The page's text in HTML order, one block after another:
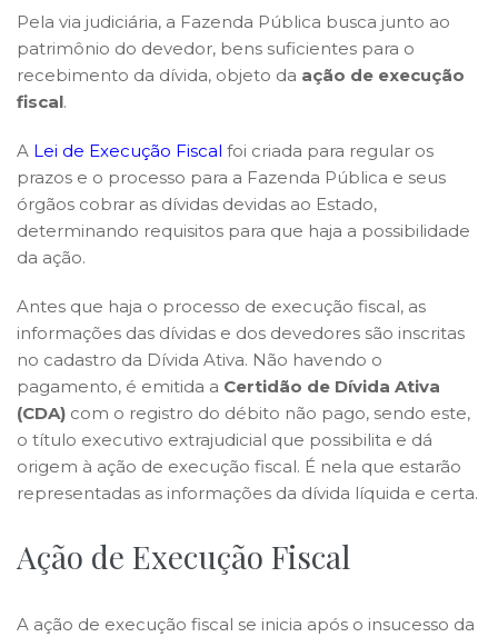
Pela via judiciária, a Fazenda Pública busca junto ao
patrimônio do devedor, bens suficientes para o
recebimento da dívida, objeto da ação de execução
fiscal.
A Lei de Execução Fiscal foi criada para regular os
prazos e o processo para a Fazenda Pública e seus
órgãos cobrar as dívidas devidas ao Estado,
determinando requisitos para que haja a possibilidade
da ação.
Antes que haja o processo de execução fiscal, as
informações das dívidas e dos devedores são inscritas
no cadastro da Dívida Ativa. Não havendo o
pagamento, é emitida a Certidão de Dívida Ativa
(CDA) com o registro do débito não pago, sendo este,
o título executivo extrajudicial que possibilita e dá
origem à ação de execução fiscal. É nela que estarão
representadas as informações da dívida líquida e certa.
Ação de Execução Fiscal
A ação de execução fiscal se inicia após o insucesso da